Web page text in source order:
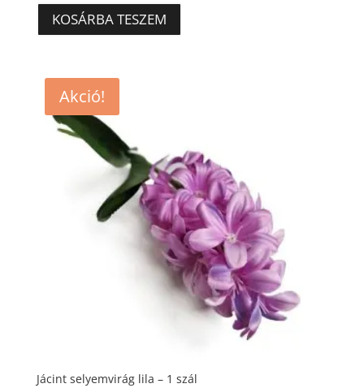
was:
790 Ft.
is:
550 Ft.
KOSÁRBA TESZEM
Akció!
Jácint selyemvirág lila – 1 szál